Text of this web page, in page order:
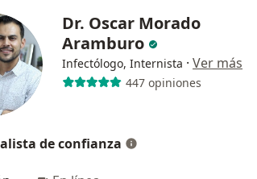
Dr. Oscar Morado
Aramburo
Infectólogo, Internista · Ver más
447 opiniones
de confianza